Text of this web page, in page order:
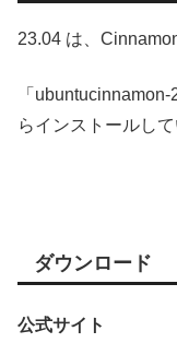
23.04 は、
「
らインストールして
ダウンロード
公式サイト